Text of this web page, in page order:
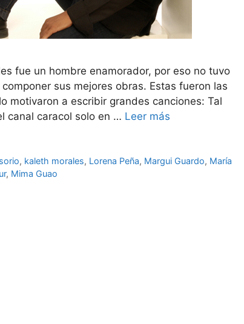
fue un hombre enamorador, por eso no tuvo
sus mejores obras. Estas fueron las
motivaron a escribir grandes canciones: Tal
canal caracol solo en … Leer más
, kaleth morales, Lorena Peña, Margui Guardo, María
, Mima Guao